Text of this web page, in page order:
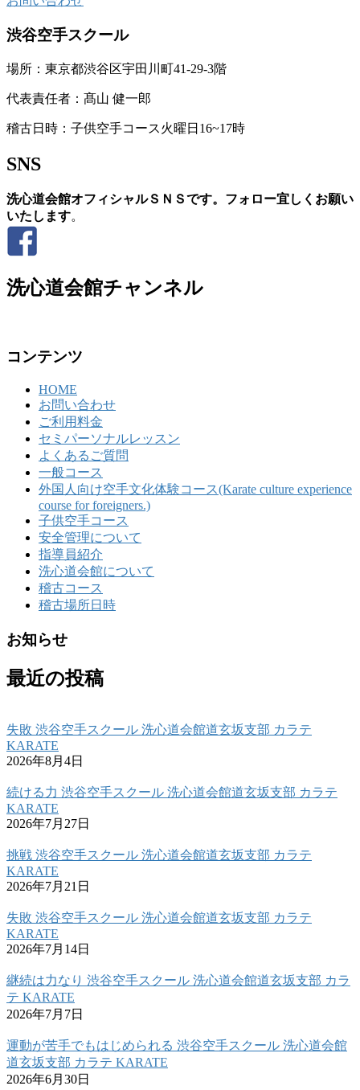
渋谷空手スクール
場所：東京都渋谷区宇田川町41-29-3階
代表責任者：髙山 健一郎
稽古日時：子供空手コース火曜日16~17時
SNS
洗心道会館オフィシャルＳＮＳです。フォロー宜しくお願い
いたします。
洗心道会館チャンネル
コンテンツ
HOME
お問い合わせ
ご利用料金
セミパーソナルレッスン
よくあるご質問
一般コース
外国人向け空手文化体験コース(Karate culture experience
course for foreigners.)
子供空手コース
安全管理について
指導員紹介
洗心道会館について
稽古コース
稽古場所日時
お知らせ
最近の投稿
失敗 渋谷空手スクール 洗心道会館道玄坂支部 カラテ
KARATE
2026年8月4日
続ける力 渋谷空手スクール 洗心道会館道玄坂支部 カラテ
KARATE
2026年7月27日
挑戦 渋谷空手スクール 洗心道会館道玄坂支部 カラテ
KARATE
2026年7月21日
失敗 渋谷空手スクール 洗心道会館道玄坂支部 カラテ
KARATE
2026年7月14日
継続は力なり 渋谷空手スクール 洗心道会館道玄坂支部 カラ
テ KARATE
2026年7月7日
運動が苦手でもはじめられる 渋谷空手スクール 洗心道会館
道玄坂支部 カラテ KARATE
2026年6月30日